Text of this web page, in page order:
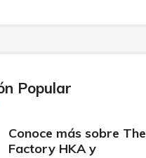
Popular
Conoce más sobre The
Factory HKA y